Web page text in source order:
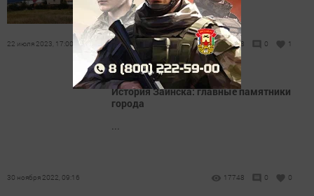
22 июля 2023, 17:00 20458 0 1
История Заинска: главные памятники
города
...
30 ноября 2022, 09:16 17748 0 0